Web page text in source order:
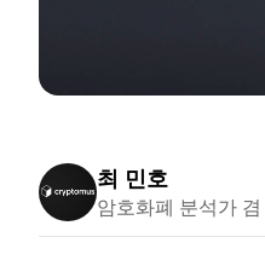
최 민호
암호화폐 분석가